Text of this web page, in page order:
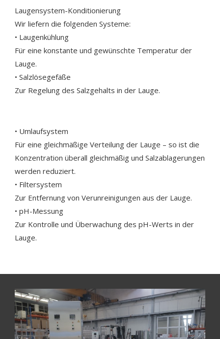
Laugensystem-Konditionierung
Wir liefern die folgenden Systeme:
• Laugenkühlung
Für eine konstante und gewünschte Temperatur der
Lauge.
• Salzlösegefäße
Zur Regelung des Salzgehalts in der Lauge.
• Umlaufsystem
Für eine gleichmäßige Verteilung der Lauge – so ist die
Konzentration überall gleichmäßig und Salzablagerungen
werden reduziert.
• Filtersystem
Zur Entfernung von Verunreinigungen aus der Lauge.
• pH-Messung
Zur Kontrolle und Überwachung des pH-Werts in der
Lauge.